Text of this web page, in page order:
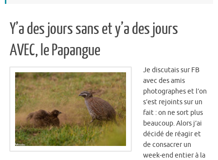
Y’a des jours sans et y’a des jours
AVEC, le Papangue
Je discutais sur FB
avec des amis
photographes et l’on
s’est rejoints sur un
fait : on ne sort plus
beaucoup. Alors j’ai
décidé de réagir et
de consacrer un
week-end entier à la